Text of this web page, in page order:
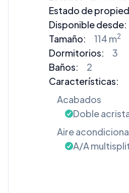
Estado de
Disponible desde:
Tamaño:
114 m2
Dormitorios:
3
Baños:
2
Características:
Acabados
Doble
Aire
A/A